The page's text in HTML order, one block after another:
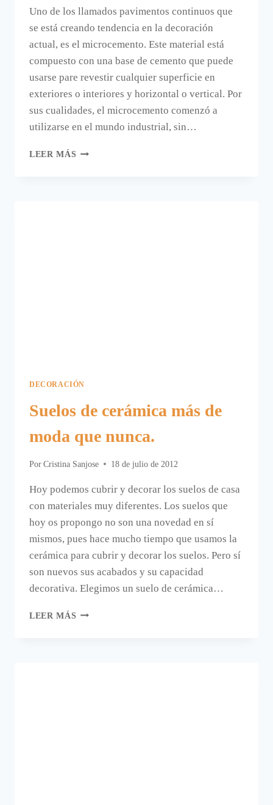
Uno de los llamados pavimentos continuos que
se está creando tendencia en la decoración
actual, es el microcemento. Este material está
compuesto con una base de cemento que puede
usarse pare revestir cualquier superficie en
exteriores o interiores y horizontal o vertical. Por
sus cualidades, el microcemento comenzó a
utilizarse en el mundo industrial, sin…
LEER MÁS MICROCEMENTO
DECORACIÓN
Suelos de cerámica más de
moda que nunca.
Por Cristina Sanjose 18 de julio de 2012
Hoy podemos cubrir y decorar los suelos de casa
con materiales muy diferentes. Los suelos que
hoy os propongo no son una novedad en sí
mismos, pues hace mucho tiempo que usamos la
cerámica para cubrir y decorar los suelos. Pero sí
son nuevos sus acabados y su capacidad
decorativa. Elegimos un suelo de cerámica…
LEER MÁS SUELOS